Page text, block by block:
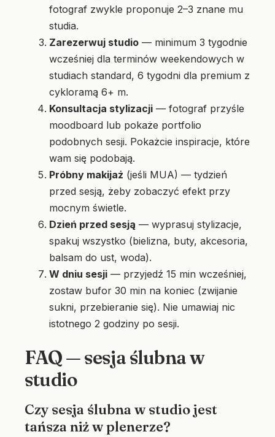
fotograf zwykle proponuje 2–3 znane mu
studia.
Zarezerwuj studio — minimum 3 tygodnie
wcześniej dla terminów weekendowych w
studiach standard, 6 tygodni dla premium z
cykloramą 6+ m.
Konsultacja stylizacji — fotograf przyśle
moodboard lub pokaże portfolio
podobnych sesji. Pokażcie inspiracje, które
wam się podobają.
Próbny makijaż (jeśli MUA) — tydzień
przed sesją, żeby zobaczyć efekt przy
mocnym świetle.
Dzień przed sesją — wyprasuj stylizacje,
spakuj wszystko (bielizna, buty, akcesoria,
balsam do ust, woda).
W dniu sesji — przyjedź 15 min wcześniej,
zostaw bufor 30 min na koniec (zwijanie
sukni, przebieranie się). Nie umawiaj nic
istotnego 2 godziny po sesji.
FAQ — sesja ślubna w
studio
Czy sesja ślubna w studio jest
tańsza niż w plenerze?